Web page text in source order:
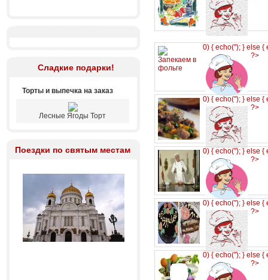
Сладкие подарки!
Торты и выпечка на заказ
Лесные Ягоды Торт
Поездки по святым местам
0) { echo(''); } else {
?>
0) { echo(''); } else {
?>
0) { echo(''); } else {
?>
0) { echo(''); } else {
?>
0) { echo(''); } else {
?>